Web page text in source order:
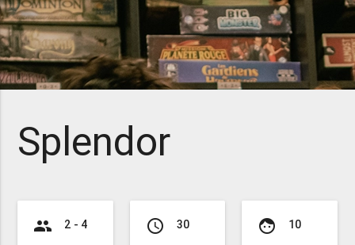
Splendor
group 2 - 4 access_time 30 face 10